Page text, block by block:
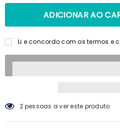
Li e concordo com os termos e
20pessoas a ver este produto